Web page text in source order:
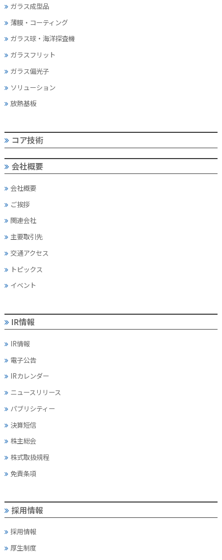
ガラス成型品
薄膜・コーティング
ガラス球・海洋探査機
ガラスフリット
ガラス偏光子
ソリューション
放熱基板
コア技術
会社概要
会社概要
ご挨拶
関連会社
主要取引先
交通アクセス
トピックス
イベント
IR情報
IR情報
電子公告
IRカレンダー
ニュースリリース
パブリシティー
決算短信
株主総会
株式取扱規程
免責条項
採用情報
採用情報
厚生制度